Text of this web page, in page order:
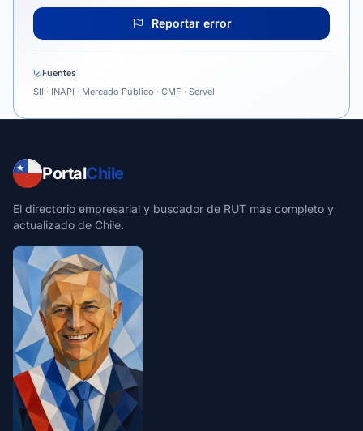
Reportar error
Fuentes
SII · INAPI · Mercado Público · CMF · Servel
PortalChile
El directorio empresarial y buscador de RUT más completo y
actualizado de Chile.